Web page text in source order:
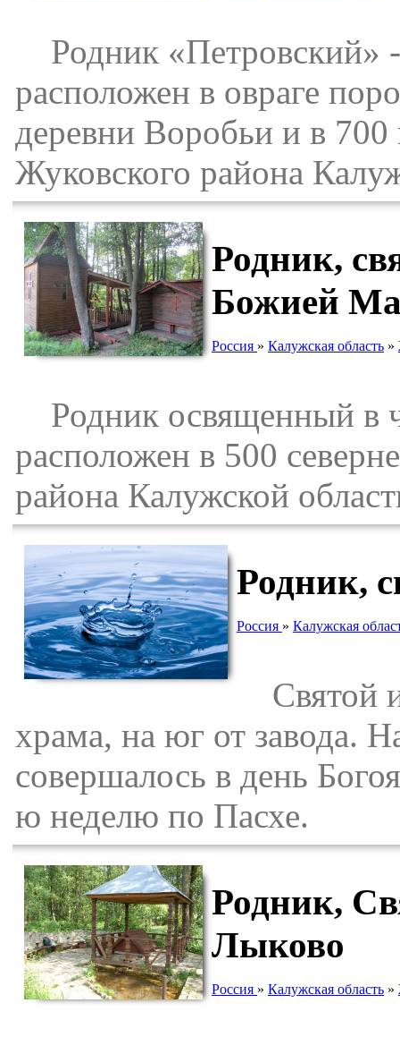
Родник «Петровский»
расположен в овраге
деревни Воробьи и в 700
Жуковского района
Родник,
Божией
Россия » Калужская область »
Родник освященный в
расположен в 500
района Калужской
Родник,
Россия » Калужская
Святой
храма, на юг от завода.
совершалось в день
ю неделю по Пасхе.
Родник,
Лыково
Россия » Калужская область »